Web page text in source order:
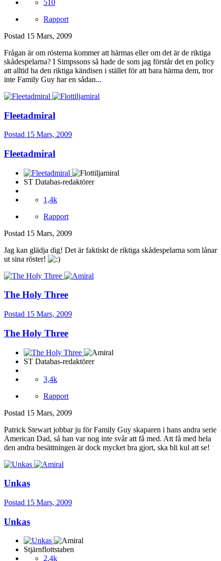
510
Rapport
Postad 15 Mars, 2009
Frågan är om rösterna kommer att härmas eller om det är de riktiga
skådespelarna? I Simpssons så hade de som jag förstår det en policy
att alltid ha den riktiga kändisen i stället för att bara härma dem, tror
inte Family Guy har en sådan...
Fleetadmiral
Postad 15 Mars, 2009
Fleetadmiral
ST Databas-redaktörer
1,4k
Rapport
Postad 15 Mars, 2009
Jag kan glädja dig! Det är faktiskt de riktiga skådespelarna som lånar
ut sina röster!
The Holy Three
Postad 15 Mars, 2009
The Holy Three
ST Databas-redaktörer
3,4k
Rapport
Postad 15 Mars, 2009
Patrick Stewart jobbar ju för Family Guy skaparen i hans andra serie
American Dad, så han var nog inte svår att få med. Att få med hela
den andra besättningen är dock mycket bra gjort, ska bli kul att se!
Unkas
Postad 15 Mars, 2009
Unkas
Stjärnflottstaben
2,4k